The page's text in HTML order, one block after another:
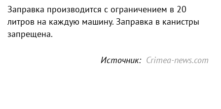
Заправка производится с ограничением в 20
литров на каждую машину. Заправка в канистры
запрещена.
Источник: Crimea-news.com